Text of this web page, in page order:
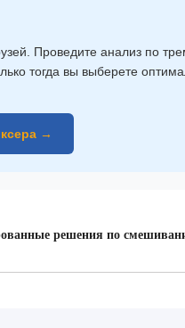
Проведите анализ по
тогда вы выберете
→
решения по